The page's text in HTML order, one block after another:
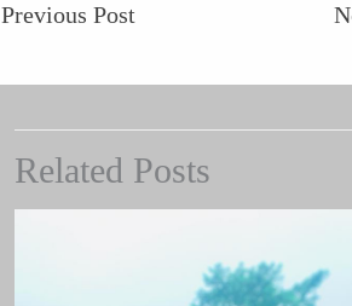
Previous Post
Related Posts